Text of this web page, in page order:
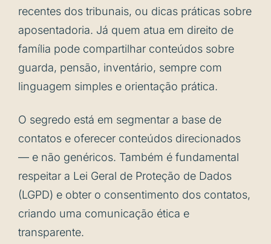
recentes dos tribunais, ou dicas práticas sobre
aposentadoria. Já quem atua em direito de
família pode compartilhar conteúdos sobre
guarda, pensão, inventário, sempre com
linguagem simples e orientação prática.
O segredo está em segmentar a base de
contatos e oferecer conteúdos direcionados
— e não genéricos. Também é fundamental
respeitar a Lei Geral de Proteção de Dados
(LGPD) e obter o consentimento dos contatos,
criando uma comunicação ética e
transparente.